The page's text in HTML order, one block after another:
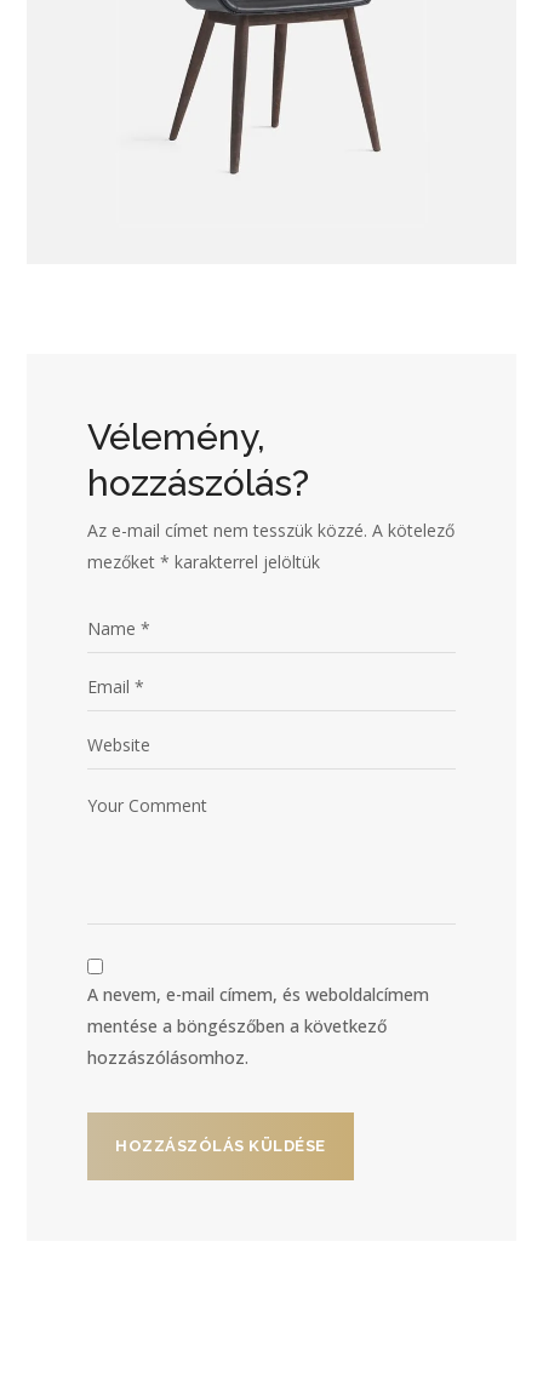
Vélemény,
hozzászólás?
Az e-mail címet nem tesszük közzé. A kötelező
mezőket* karakterrel jelöltük
A nevem, e-mail címem, és weboldalcímem
mentése a böngészőben a következő
hozzászólásomhoz.